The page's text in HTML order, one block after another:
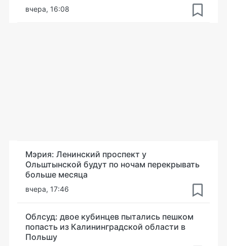
вчера, 16:08
Мэрия: Ленинский проспект у
Ольштынской будут по ночам перекрывать
больше месяца
вчера, 17:46
Облсуд: двое кубинцев пытались пешком
попасть из Калининградской области в
Польшу